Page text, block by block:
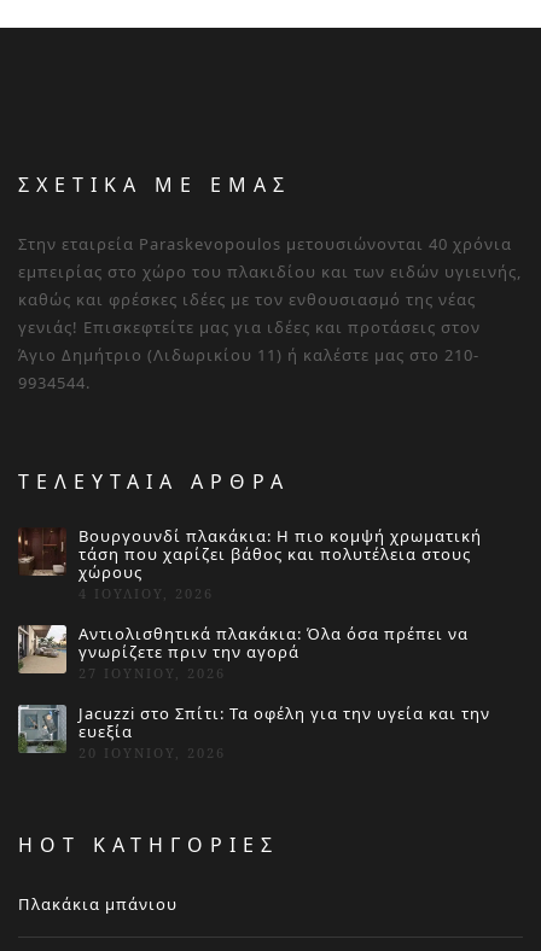
ΣΧΕΤΙΚΑ ΜΕ ΕΜΑΣ
Στην εταιρεία Paraskevopoulos μετουσιώνονται 40 χρόνια
εμπειρίας στο χώρο του πλακιδίου και των ειδών υγιεινής,
καθώς και φρέσκες ιδέες με τον ενθουσιασμό της νέας
γενιάς! Επισκεφτείτε μας για ιδέες και προτάσεις στον
Άγιο Δημήτριο (Λιδωρικίου 11) ή καλέστε μας στο 210-
9934544.
ΤΕΛΕΥΤΑΙΑ ΑΡΘΡΑ
Βουργουνδί πλακάκια: Η πιο κομψή χρωματική
τάση που χαρίζει βάθος και πολυτέλεια στους
χώρους
4 ΙΟΥΛΊΟΥ, 2026
Αντιολισθητικά πλακάκια: Όλα όσα πρέπει να
γνωρίζετε πριν την αγορά
27 ΙΟΥΝΊΟΥ, 2026
Jacuzzi στο Σπίτι: Τα οφέλη για την υγεία και την
ευεξία
20 ΙΟΥΝΊΟΥ, 2026
HOT ΚΑΤΗΓΟΡΙΕΣ
Πλακάκια μπάνιου